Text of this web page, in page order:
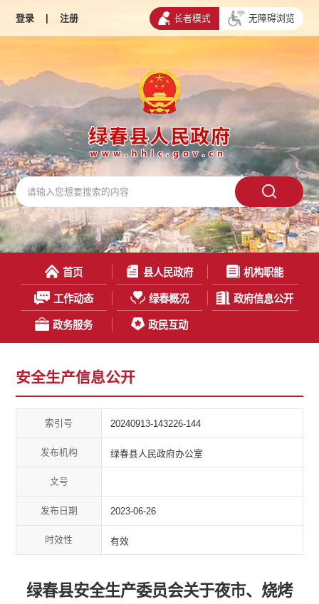
登录 | 注册 长者模式 无障碍浏览
首页 县人民政府 机构职能
工作动态 绿春概况 政府信息公开
政务服务 政民互动
安全生产信息公开
索引号 20240913-143226-144
发布机构 绿春县人民政府办公室
文号
发布日期 2023-06-26
时效性 有效
绿春县安全生产委员会关于夜市、烧烤